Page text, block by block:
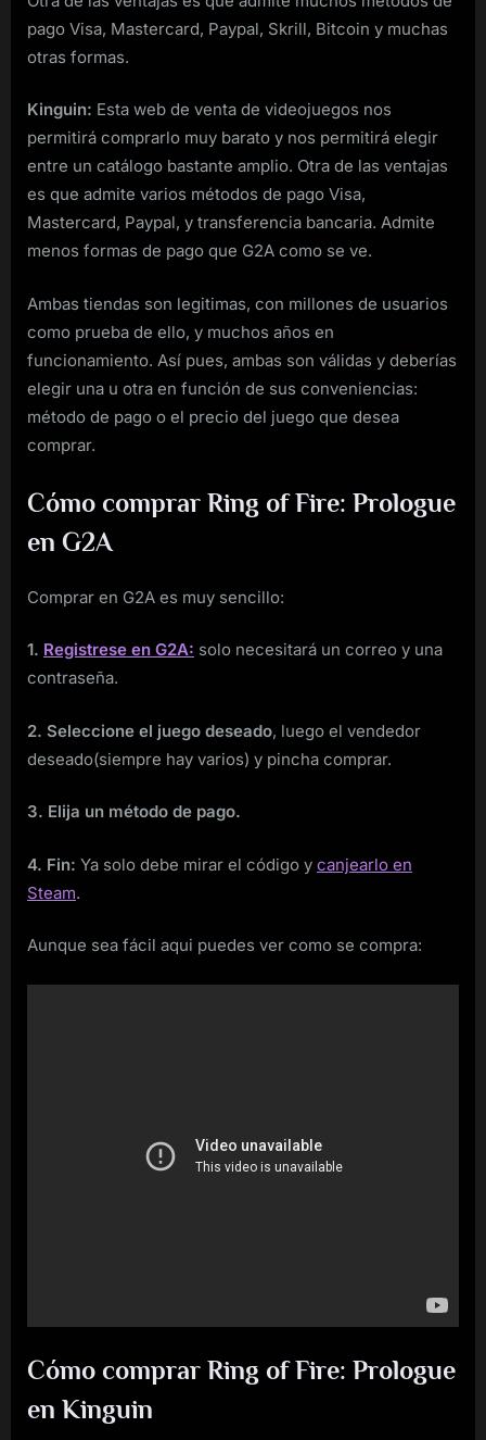
pago Visa, Mastercard, Paypal, Skrill, Bitcoin y muchas
otras formas.
Kinguin: Esta web de venta de videojuegos nos
permitirá comprarlo muy barato y nos permitirá elegir
entre un catálogo bastante amplio. Otra de las ventajas
es que admite varios métodos de pago Visa,
Mastercard, Paypal, y transferencia bancaria. Admite
menos formas de pago que G2A como se ve.
Ambas tiendas son legitimas, con millones de usuarios
como prueba de ello, y muchos años en
funcionamiento. Así pues, ambas son válidas y deberías
elegir una u otra en función de sus conveniencias:
método de pago o el precio del juego que desea
comprar.
Cómo comprar Ring of Fire: Prologue
en G2A
Comprar en G2A es muy sencillo:
1. Registrese en G2A: solo necesitará un correo y una
contraseña.
2. Seleccione el juego deseado, luego el vendedor
deseado(siempre hay varios) y pincha comprar.
3. Elija un método de pago.
4. Fin: Ya solo debe mirar el código y canjearlo en
Steam.
Aunque sea fácil aqui puedes ver como se compra:
Cómo comprar Ring of Fire: Prologue
en Kinguin